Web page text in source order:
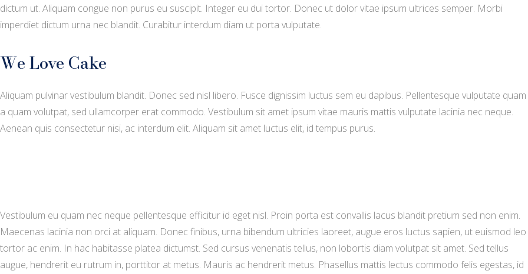
dictum ut. Aliquam congue non purus eu suscipit. Integer eu dui tortor. Donec ut dolor vitae ipsum ultrices semper. Morbi
imperdiet dictum urna nec blandit. Curabitur interdum diam ut porta vulputate.
We Love Cake
Aliquam pulvinar vestibulum blandit. Donec sed nisl libero. Fusce dignissim luctus sem eu dapibus. Pellentesque vulputate quam
a quam volutpat, sed ullamcorper erat commodo. Vestibulum sit amet ipsum vitae mauris mattis vulputate lacinia nec neque.
Aenean quis consectetur nisi, ac interdum elit. Aliquam sit amet luctus elit, id tempus purus.
Vestibulum eu quam nec neque pellentesque efficitur id eget nisl. Proin porta est convallis lacus blandit pretium sed non enim.
Maecenas lacinia non orci at aliquam. Donec finibus, urna bibendum ultricies laoreet, augue eros luctus sapien, ut euismod leo
tortor ac enim. In hac habitasse platea dictumst. Sed cursus venenatis tellus, non lobortis diam volutpat sit amet. Sed tellus
augue, hendrerit eu rutrum in, porttitor at metus. Mauris ac hendrerit metus. Phasellus mattis lectus commodo felis egestas, id